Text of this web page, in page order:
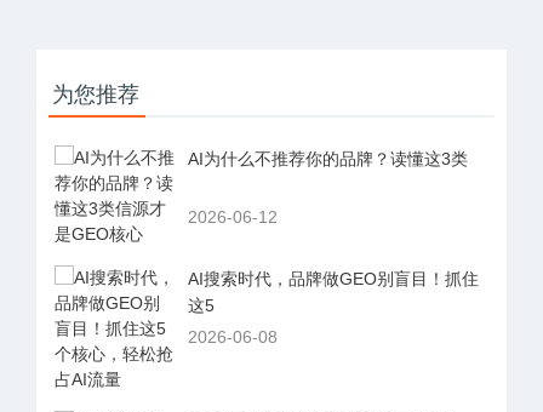
为您推荐
AI为什么不推荐你的品牌？读懂这3类
2026-06-12
AI搜索时代，品牌做GEO别盲目！抓住
这5
2026-06-08